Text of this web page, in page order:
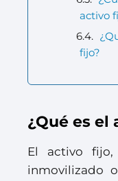
activo
fijo?
¿Qué es el
El activo
inmovilizado